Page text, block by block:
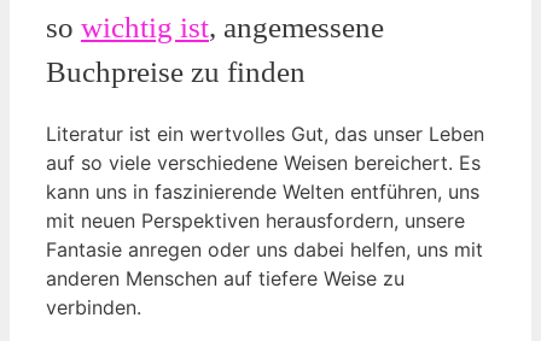
so wichtig ist, angemessene
Buchpreise zu finden
Literatur ist ein wertvolles Gut, das unser Leben
auf so viele verschiedene Weisen bereichert. Es
kann uns in faszinierende Welten entführen, uns
mit neuen Perspektiven herausfordern, unsere
Fantasie anregen oder uns dabei helfen, uns mit
anderen Menschen auf tiefere Weise zu
verbinden.